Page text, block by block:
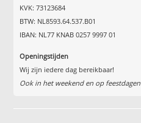
KVK: 73123684
BTW: NL8593.64.537.B01
IBAN: NL77 KNAB 0257 9997 01
Openingstijden
Wij zijn iedere dag bereikbaar!
Ook in het weekend en op feestdagen